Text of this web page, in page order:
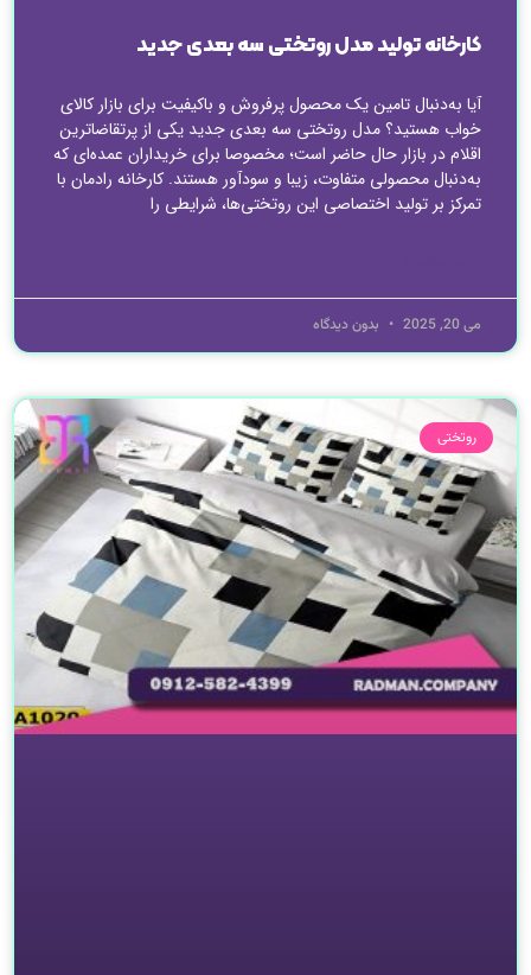
کارخانه تولید مدل روتختی سه بعدی جدید
آیا به‌دنبال تامین یک محصول پرفروش و با‌کیفیت برای بازار کالای
خواب هستید؟ مدل روتختی سه بعدی جدید یکی از پرتقاضاترین
اقلام در بازار حال حاضر است؛ مخصوصا برای خریداران عمده‌ای که
به‌دنبال محصولی متفاوت، زیبا و سودآور هستند. کارخانه رادمان با
تمرکز بر تولید اختصاصی این روتختی‌ها، شرایطی را
می 20, 2025 بدون دیدگاه
روتختی